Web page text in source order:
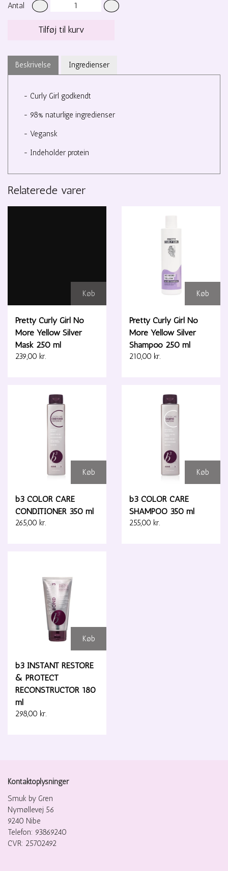
Antal
Tilføj til kurv
Beskrivelse Ingredienser
- Curly Girl godkendt
- 98% naturlige ingredienser
- Vegansk
- Indeholder protein
Relaterede varer
Køb
Pretty Curly Girl No
More Yellow Silver
Mask 250 ml
239,00 kr.
Køb
Pretty Curly Girl No
More Yellow Silver
Shampoo 250 ml
210,00 kr.
Køb
b3 COLOR CARE
CONDITIONER 350 ml
265,00 kr.
Køb
b3 COLOR CARE
SHAMPOO 350 ml
255,00 kr.
Køb
b3 INSTANT RESTORE
& PROTECT
RECONSTRUCTOR 180
ml
298,00 kr.
Kontaktoplysninger
Smuk by Gren
Nymøllevej 56
9240 Nibe
Telefon: 93869240
CVR: 25702492